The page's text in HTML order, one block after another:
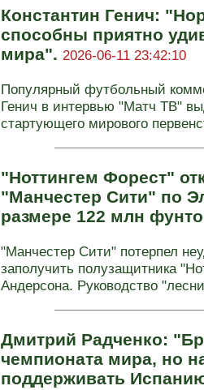
Константин Генич:
способны приятно
мира". 2026-06-11 23:42:10
Популярный футбольный
Генич в интервью "Матч ТВ"
стартующего мирового
"Ноттингем Форест"
"Манчестер Сити" по
размере 122 млн
"Манчестер Сити" потерпел
заполучить полузащитника
Андерсона. Руководство
Дмитрий Радченко:
чемпионата мира, но
поддерживать